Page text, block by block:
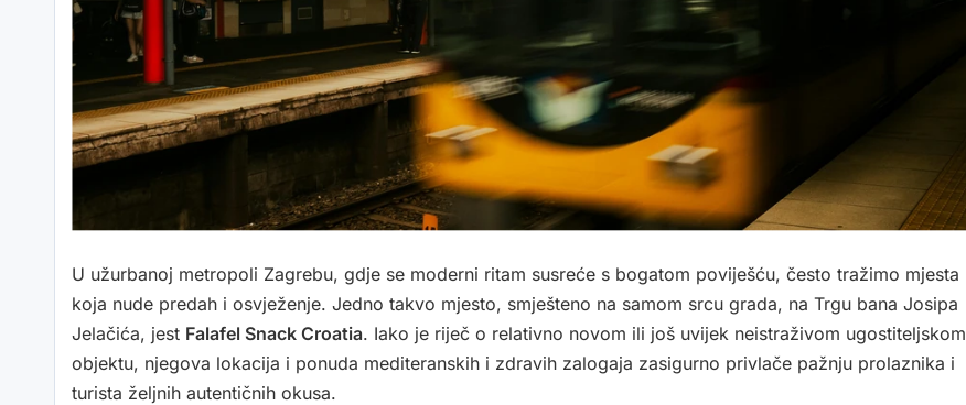
U užurbanoj metropoli Zagrebu, gdje se moderni ritam susreće s bogatom poviješću, često tražimo mjesta
koja nude predah i osvježenje. Jedno takvo mjesto, smješteno na samom srcu grada, na Trgu bana Josipa
Jelačića, jest Falafel Snack Croatia. Iako je riječ o relativno novom ili još uvijek neistraživom ugostiteljskom
objektu, njegova lokacija i ponuda mediteranskih i zdravih zalogaja zasigurno privlače pažnju prolaznika i
turista željnih autentičnih okusa.